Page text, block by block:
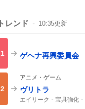
トレンド 10:35更新
1 ゲヘナ再興委員会
2
アニメ・ゲーム
ヴリトラ
エイリーク 宝具強化